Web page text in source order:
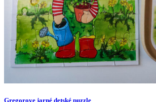
Gregorove jarné detské puzzle